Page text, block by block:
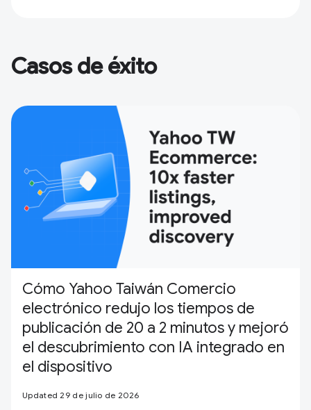
Casos de éxito
Cómo Yahoo Taiwán Comercio
electrónico redujo los tiempos de
publicación de 20 a 2 minutos y mejoró
el descubrimiento con IA integrado en
el dispositivo
Updated 29 de julio de 2026